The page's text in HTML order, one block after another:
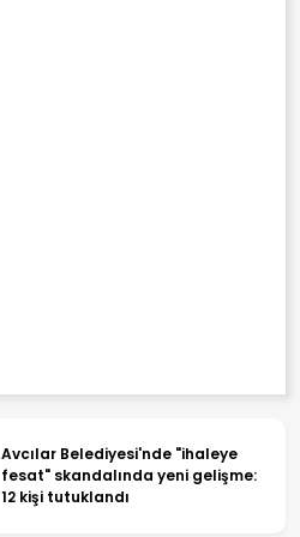
Avcılar Belediyesi'nde "ihaleye
fesat" skandalında yeni gelişme:
12 kişi tutuklandı